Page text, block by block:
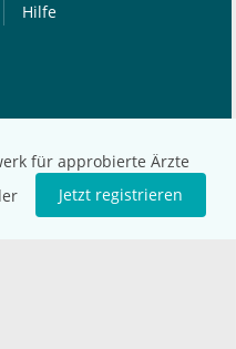
für approbierte Ärzte
Jetzt registrieren
Hilfe
Social Media